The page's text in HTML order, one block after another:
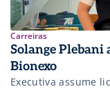
Carreiras
Solange Plebani
Bionexo
Executiva assume